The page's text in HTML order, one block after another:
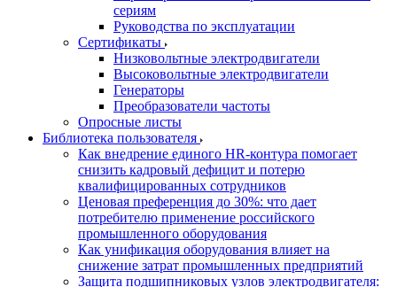
сериям
Руководства по эксплуатации
Сертификаты
Низковольтные электродвигатели
Высоковольтные электродвигатели
Генераторы
Преобразователи частоты
Опросные листы
Библиотека пользователя
Как внедрение единого HR-контура помогает
снизить кадровый дефицит и потерю
квалифицированных сотрудников
Ценовая преференция до 30%: что дает
потребителю применение российского
промышленного оборудования
Как унификация оборудования влияет на
снижение затрат промышленных предприятий
Защита подшипниковых узлов электродвигателя: